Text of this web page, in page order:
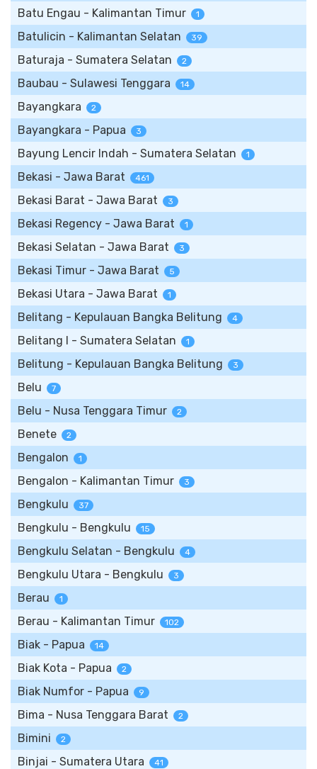
Batu Engau - Kalimantan Timur 1
Batulicin - Kalimantan Selatan 39
Baturaja - Sumatera Selatan 2
Baubau - Sulawesi Tenggara 14
Bayangkara 2
Bayangkara - Papua 3
Bayung Lencir Indah - Sumatera Selatan 1
Bekasi - Jawa Barat 461
Bekasi Barat - Jawa Barat 3
Bekasi Regency - Jawa Barat 1
Bekasi Selatan - Jawa Barat 3
Bekasi Timur - Jawa Barat 5
Bekasi Utara - Jawa Barat 1
Belitang - Kepulauan Bangka Belitung 4
Belitang I - Sumatera Selatan 1
Belitung - Kepulauan Bangka Belitung 3
Belu 7
Belu - Nusa Tenggara Timur 2
Benete 2
Bengalon 1
Bengalon - Kalimantan Timur 3
Bengkulu 37
Bengkulu - Bengkulu 15
Bengkulu Selatan - Bengkulu 4
Bengkulu Utara - Bengkulu 3
Berau 1
Berau - Kalimantan Timur 102
Biak - Papua 14
Biak Kota - Papua 2
Biak Numfor - Papua 9
Bima - Nusa Tenggara Barat 2
Bimini 2
Binjai - Sumatera Utara 41